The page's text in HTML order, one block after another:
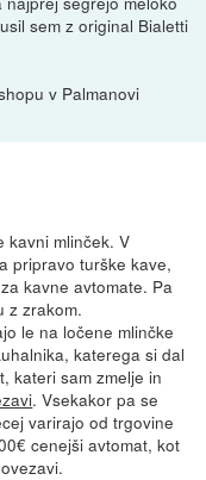
sem z original Bialetti
v Palmanovi
kavni mlinček. V
pripravo turške kave,
kavne avtomate. Pa
z zrakom.
le na ločene mlinčke
katerega si dal
kateri sam zmelje in
. Vsekakor pa se
varirajo od trgovine
cenejši avtomat, kot